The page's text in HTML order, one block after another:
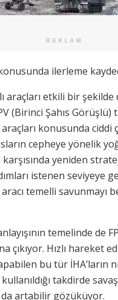
REKLAM
ilerleme
araçları etkili bir şekilde
(Birinci Şahıs
konusunda ciddi
cepheye yönelik
karşısında yeniden
istenen seviyeye
temelli savunmayı
temelinde de
çıkıyor. Hızlı hareket
bu tür İHA’ların
takdirde
artabilir gözüküyor.